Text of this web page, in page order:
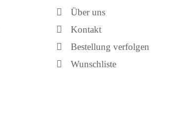
Über uns
Kontakt
Bestellung verfolgen
Wunschliste